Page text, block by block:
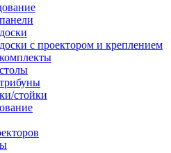
с проектором и креплением
стойки